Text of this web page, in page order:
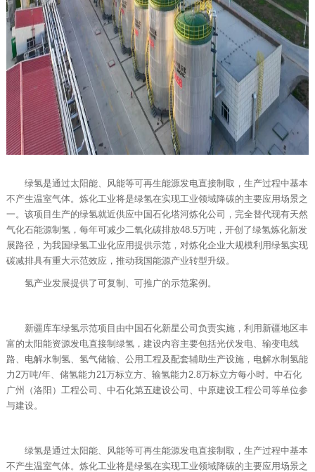
绿氢是通过太阳能、风能等可再生能源发电直接制取，生产过程中基本
不产生温室气体。炼化工业将是绿氢在实现工业领域降碳的主要应用场景之
一。该项目生产的绿氢就近供应中国石化塔河炼化公司，完全替代现有天然
气化石能源制氢，每年可减少二氧化碳排放48.5万吨，开创了绿氢炼化新发
展路径，为我国绿氢工业化应用提供示范，对炼化企业大规模利用绿氢实现
碳减排具有重大示范效应，推动我国能源产业转型升级。
氢产业发展提供了可复制、可推广的示范案例。
新疆库车绿氢示范项目由中国石化新星公司负责实施，利用新疆地区丰
富的太阳能资源发电直接制绿氢，建设内容主要包括光伏发电、输变电线
路、电解水制氢、氢气储输、公用工程及配套辅助生产设施，电解水制氢能
力2万吨/年、储氢能力21万标立方、输氢能力2.8万标立方每小时。中石化
广州（洛阳）工程公司、中石化第五建设公司、中原建设工程公司等单位参
与建设。
绿氢是通过太阳能、风能等可再生能源发电直接制取，生产过程中基本
不产生温室气体。炼化工业将是绿氢在实现工业领域降碳的主要应用场景之